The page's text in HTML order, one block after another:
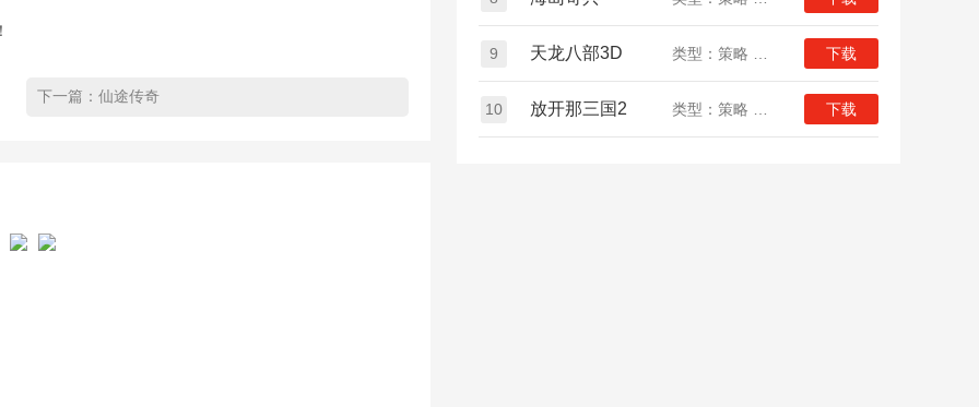
下一篇： 仙途传奇
9 天龙八部3D 下载
10 放开那三国2 下载